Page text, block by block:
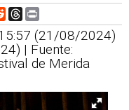
RedditThreads
(21/08/2024)
| Fuente:
de Merida